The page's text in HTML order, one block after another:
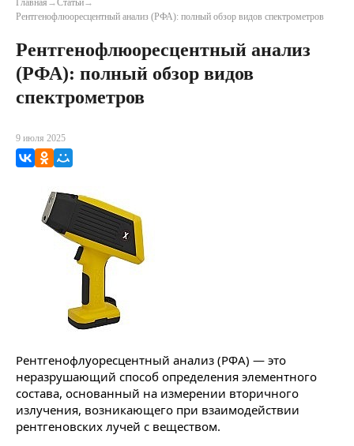
Главная →Статьи→
Рентгенофлюоресцентный анализ (РФА): полный обзор видов спектрометров
Рентгенофлюоресцентный анализ
(РФА): полный обзор видов
спектрометров
9 июля 2025
ВКонтакте
Одноклассники
Мой Мир
Рентгенофлуоресцентный анализ (РФА) — это
неразрушающий способ определения элементного
состава, основанный на измерении вторичного
излучения, возникающего при взаимодействии
рентгеновских лучей с веществом.